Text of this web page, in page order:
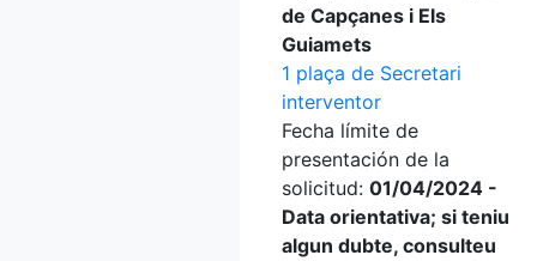
de Capçanes i Els
Guiamets
1 plaça de Secretari
interventor
Fecha límite de
presentación de la
solicitud: 01/04/2024 -
Data orientativa; si teniu
algun dubte, consulteu